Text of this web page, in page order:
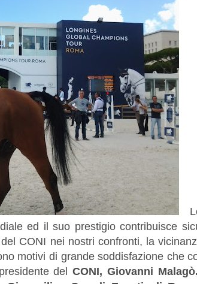
ed il suo prestigio contribuisce
CONI nei nostri confronti, la
motivi di grande soddisfazione che
delCONI, Giovanni Malagò.